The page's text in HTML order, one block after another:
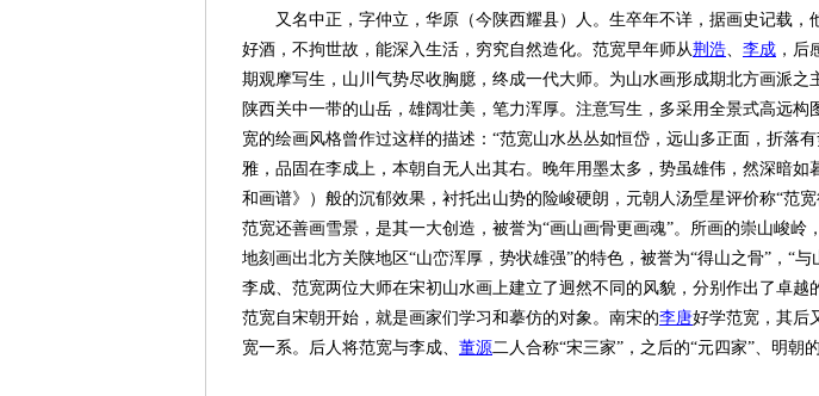
又名中正，字仲立，华原（今陕西耀县）人。生卒年不详，据画史记载，
好酒，不拘世故，能深入生活，穷究自然造化。范宽早年师从荆浩、 李成 ，
期观摩写生，山川气势尽收胸臆，终成一代大师。为山水画形成期北方画派
陕西关中一带的山岳，雄阔壮美，笔力浑厚。注意写生，多采用全景式高远构
宽的绘画风格曾作过这样的描述：“范宽山水丛丛如恒岱，远山多正面，折落
雅，品固在李成上，本朝自无人出其右。晚年用墨太多，势虽雄伟，然深暗
和画谱》）般的沉郁效果，衬托出山势的险峻硬朗，元朝人汤垕星评价称“范
范宽还善画雪景，是其一大创造，被誉为“画山画骨更画魂”。所画的崇山峻
地刻画出北方关陕地区“山峦浑厚，势状雄强”的特色，被誉为“得山之骨”，“与
李成、范宽两位大师在宋初山水画上建立了迥然不同的风貌，分别作出了卓越
范宽自宋朝开始，就是画家们学习和摹仿的对象。南宋的李唐好学范宽，其后
宽一系。后人将范宽与李成、 董源二人合称“宋三家”，之后的“元四家”、明朝的